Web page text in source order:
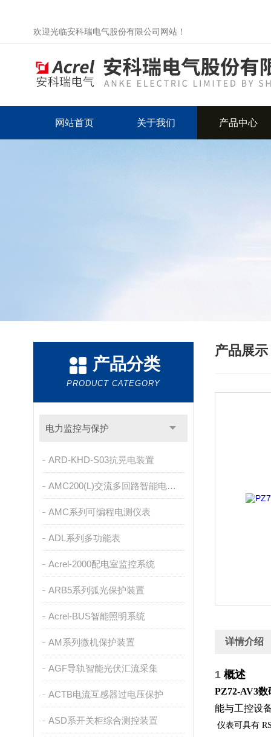
欢迎光临安科瑞电气股份有限公司网站！
网站首页 关于我们 产品中心
产品分类
PRODUCT CATEGORY
电力监控与保护
ARD-KHD-S03抗晃电装置
AMC200(L)交流多回路智能电量采集监控装置
AMC系列可编程电测仪表
ADL系列多功能表
Acrel-2000配电室监控系统
ARB5系列弧光保护装置
Acrel-BUS智能照明系统
AM系列微机保护装置
AGF导轨智能光伏汇流采集
ACTB电流互感器过电压保护
ASD系开关柜综合测控装置
产品展示
详情介绍
1 概述
PZ72-AV3
能与工控设
仪表可具有